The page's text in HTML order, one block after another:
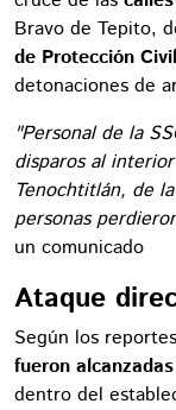
Bravo de Tepito,
de Protección Civil
detonaciones de
"Personal de la
disparos al
Tenochtitlán, de
personas
un comunicado
Ataque
Según los
fueron
dentro del